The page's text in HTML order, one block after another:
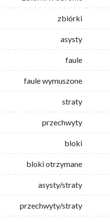
zbiórki
asysty
faule
faule wymuszone
straty
przechwyty
bloki
bloki otrzymane
asysty/straty
przechwyty/straty